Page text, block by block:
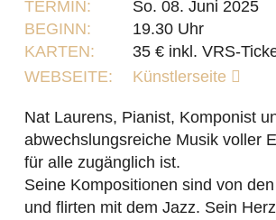
TERMIN:
So. 08. Juni 2025
BEGINN:
19.30 Uhr
KARTEN:
35 € inkl. VRS-
WEBSEITE:
Künstlerseite
Nat Laurens, Pianist, Komponist
abwechslungsreiche Musik voller
für alle zugänglich ist.
Seine Kompositionen sind von
und flirten mit dem Jazz. Sein